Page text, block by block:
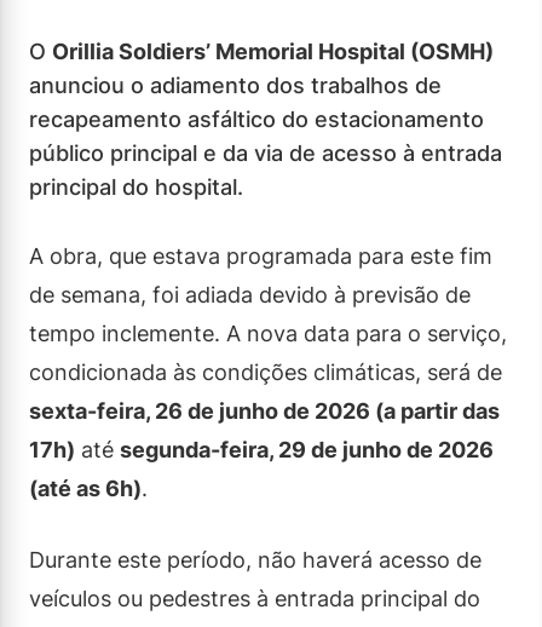
O Orillia Soldiers’ Memorial Hospital (OSMH)
anunciou o adiamento dos trabalhos de
recapeamento asfáltico do estacionamento
público principal e da via de acesso à entrada
principal do hospital.
A obra, que estava programada para este fim
de semana, foi adiada devido à previsão de
tempo inclemente. A nova data para o serviço,
condicionada às condições climáticas, será de
sexta-feira, 26 de junho de 2026 (a partir das
17h) até segunda-feira, 29 de junho de 2026
(até as 6h).
Durante este período, não haverá acesso de
veículos ou pedestres à entrada principal do